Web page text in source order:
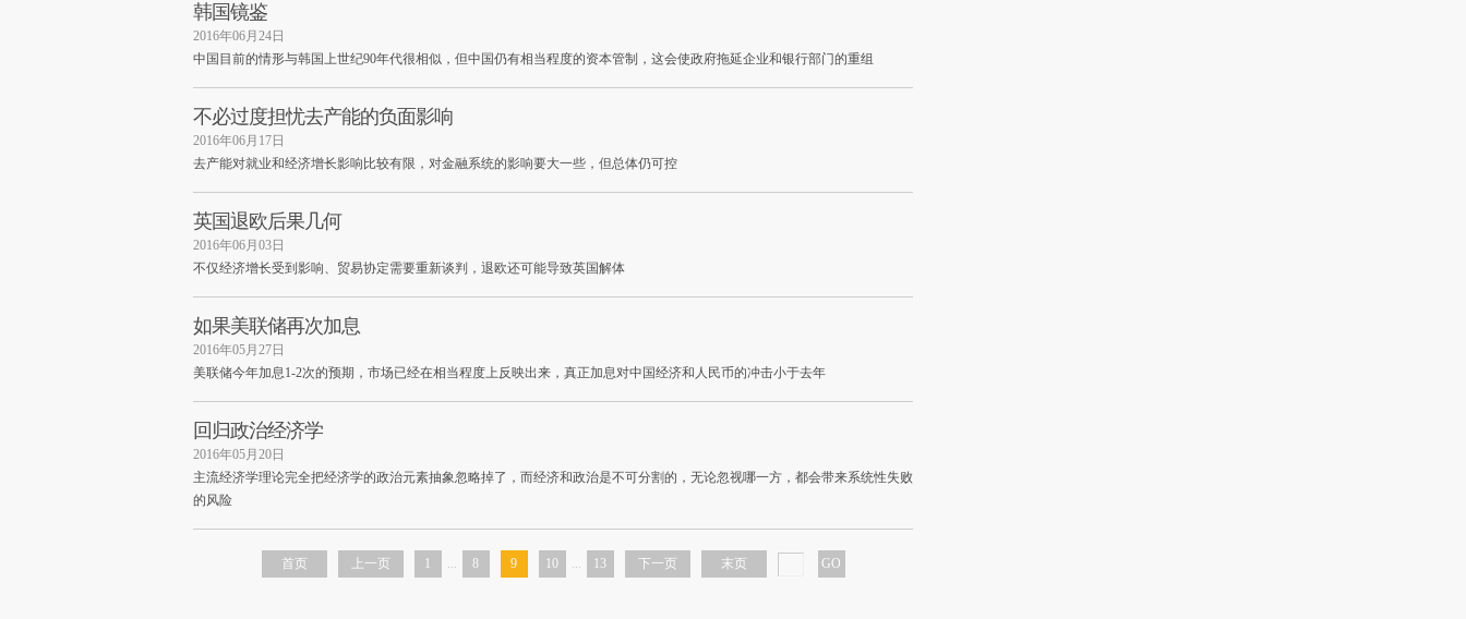
韩国镜鉴
2016年06月24日
中国目前的情形与韩国上世纪90年代很相似，但中国仍有相当程度的资本管制，这会使政府拖延企业和银行部门的重组
不必过度担忧去产能的负面影响
2016年06月17日
去产能对就业和经济增长影响比较有限，对金融系统的影响要大一些，但总体仍可控
英国退欧后果几何
2016年06月03日
不仅经济增长受到影响、贸易协定需要重新谈判，退欧还可能导致英国解体
如果美联储再次加息
2016年05月27日
美联储今年加息1-2次的预期，市场已经在相当程度上反映出来，真正加息对中国经济和人民币的冲击小于去年
回归政治经济学
2016年05月20日
主流经济学理论完全把经济学的政治元素抽象忽略掉了，而经济和政治是不可分割的，无论忽视哪一方，都会带来系统性失败
的风险
首页 上一页 1 ... 8 9 10 ... 13 下一页 末页 GO